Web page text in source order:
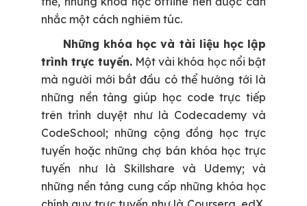
nhắc một cách nghiêm túc.
Những khóa học và tài liệu học lập
trình trực tuyến.Một vài khóa học nổi bật
mà người mới bắt đầu có thể hướng tới là
những nền tảng giúp học code trực tiếp
trên trình duyệt như là Codecademy và
CodeSchool; những cộng đồng học trực
tuyến hoặc những chợ bán khóa học trực
tuyến như là Skillshare và Udemy; và
những nền tảng cung cấp những khóa học